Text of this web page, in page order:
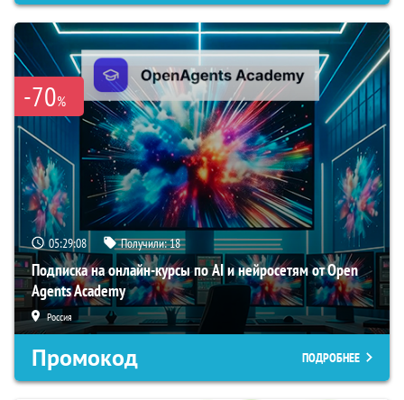
-70%
05:29:07 Получили:18
Подписка на онлайн-курсы по AI и нейросетям от Open
Agents Academy
Россия
Промокод ПОДРОБНЕЕ